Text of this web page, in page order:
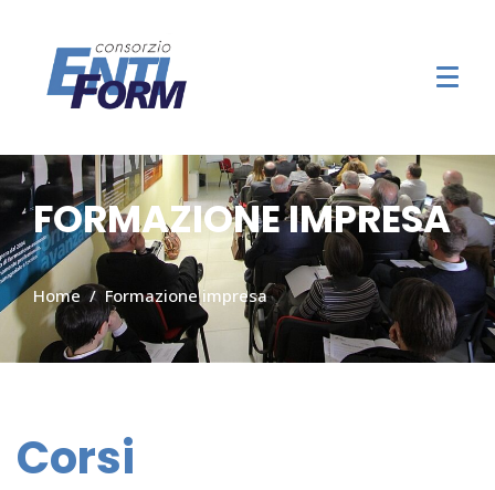
FORMAZIONE IMPRESA
Home Formazione impresa
Corsi